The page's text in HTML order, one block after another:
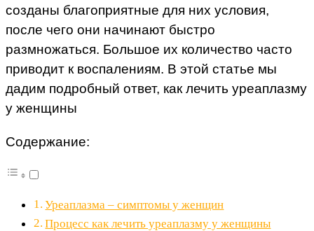
созданы благоприятные для них условия,
после чего они начинают быстро
размножаться. Большое их количество часто
приводит к воспалениям. В этой статье мы
дадим подробный ответ, как лечить уреаплазму
у женщины
Содержание:
Уреаплазма – симптомы у женщин
Процесс как лечить уреаплазму у женщины